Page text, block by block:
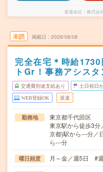
派遣会社 株式会
未読 掲載日 2026/08/08
完全在宅＊時給
トGr！事務アシスタ
交通費別途支給あり 土日祝日
WEB登録OK 派遣
勤務地
東京都千代田区
東京駅から徒歩3分
京都)駅から---分／
ら---分
曜日頻度 月～金／週5日 #